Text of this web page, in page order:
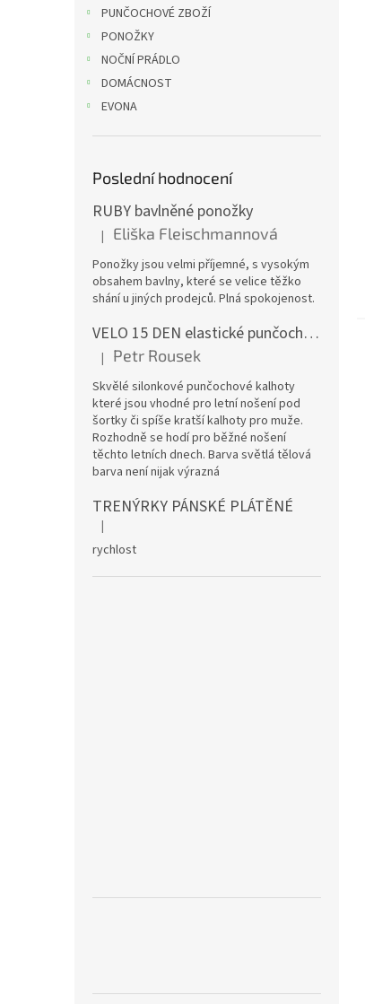
PUNČOCHOVÉ ZBOŽÍ
PONOŽKY
NOČNÍ PRÁDLO
DOMÁCNOST
EVONA
Poslední hodnocení
RUBY bavlněné ponožky
Hodnocení produktu je 5 z 5 hvězdiček.
| Eliška Fleischmannová
Ponožky jsou velmi příjemné, s vysokým
obsahem bavlny, které se velice těžko
shání u jiných prodejců. Plná spokojenost.
VELO 15 DEN elastické punčochové kalhoty
Hodnocení produktu je 5 z 5 hvězdiček.
| Petr Rousek
Skvělé silonkové punčochové kalhoty
které jsou vhodné pro letní nošení pod
šortky či spíše kratší kalhoty pro muže.
Rozhodně se hodí pro běžné nošení
těchto letních dnech. Barva světlá tělová
barva není nijak výrazná
TRENÝRKY PÁNSKÉ PLÁTĚNÉ
Hodnocení produktu je 5 z 5 hvězdiček.
|
rychlost